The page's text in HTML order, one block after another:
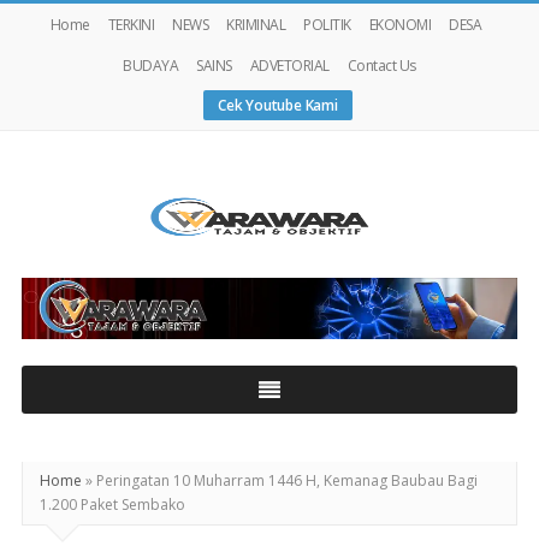
Home TERKINI NEWS KRIMINAL POLITIK EKONOMI
DESA
BUDAYA
SAINS ADVETORIAL
Contact Us
Cek Youtube Kami
Home » Peringatan 10 Muharram 1446 H, Kemanag Baubau Bagi
1.200 Paket Sembako